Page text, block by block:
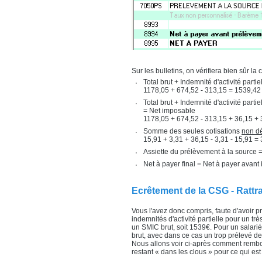
Sur les bulletins, on vérifiera bien sûr la
Total brut + Indemnité d'activité
1178,05 + 674,52 - 313,15 = 1539,42
Total brut + Indemnité d'activité
= Net imposable
1178,05 + 674,52 - 313,15 + 36,15 +
Somme des seules cotisations non
15,91 + 3,31 + 36,15 - 3,31 - 15,91 =
Assiette du prélèvement à la source
Net à payer final = Net à payer avant
Ecrêtement de la CSG -
Vous l'avez donc compris, faute d'avoir
indemnités d'activité partielle pour un
un SMIC brut, soit 1539€. Pour un
brut, avec dans ce cas un trop prélevé
Nous allons voir ci-après comment
restant « dans les clous » pour ce qui